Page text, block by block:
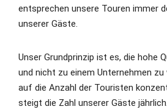
entsprechen unsere Touren immer
unserer Gäste.
Unser Grundprinzip ist es, die hohe
und nicht zu einem Unternehmen zu
auf die Anzahl der Touristen
steigt die Zahl unserer Gäste